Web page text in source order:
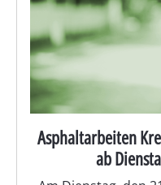
Asphaltarbeiten
ab